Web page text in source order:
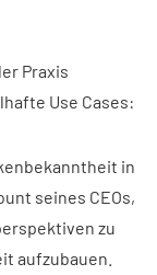
Praxis
Use Cases:
in
seines CEOs,
zu
aufzubauen.